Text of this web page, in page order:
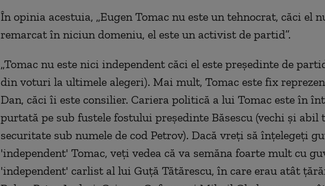
În opinia acestuia, „Eugen Tomac nu este un tehnocrat, căci el
remarcat în niciun domeniu, el este un activist de partid”.
„Tomac nu este nici independent căci el este preşedinte de
din voturi la ultimele alegeri). Mai mult, Tomac este fix
Dan, căci îi este consilier. Cariera politică a lui Tomac este în
purtată pe sub fustele fostului preşedinte Băsescu (vechi şi abil
securitate sub numele de cod Petrov). Dacă vreţi să înţelegeţi
'independent' Tomac, veţi vedea că va semăna foarte mult cu
'independent' carlist al lui Guţă Tătărescu, în care erau atât